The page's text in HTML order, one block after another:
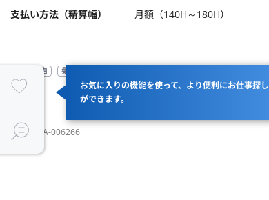
お気に入りの機能を使って、より便利にお仕事探し
ができます。
支払い方法（精算幅）
月額（140H～180H）
服装自由 髪型自由
JOBID：JA-006266